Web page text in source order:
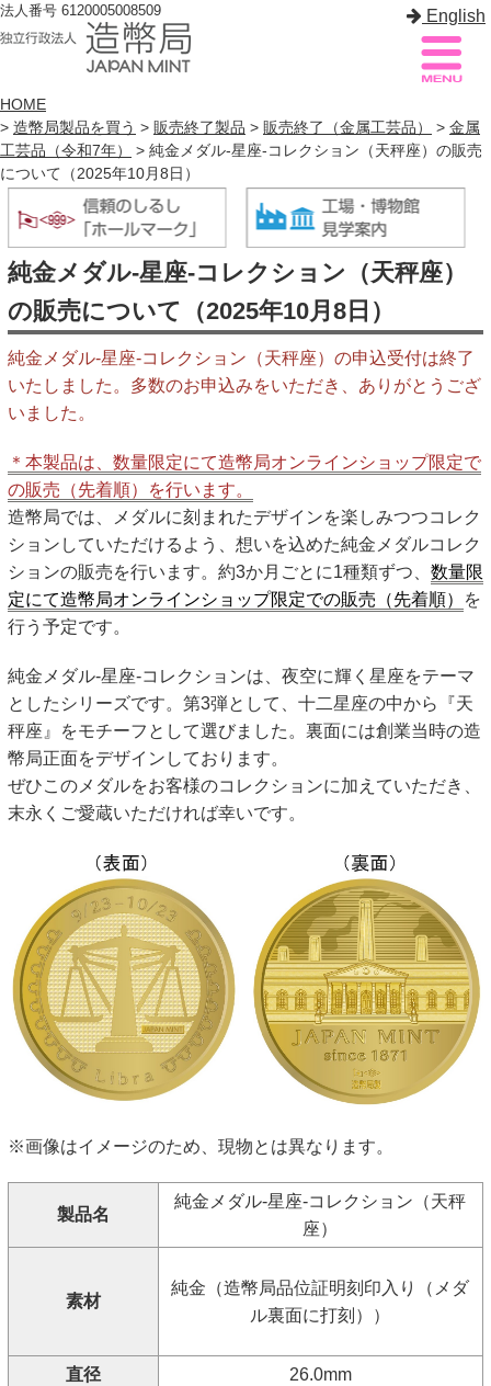
法人番号 6120005008509 English
造幣局案内
トップページ
造幣局について
造幣事業を知る
貨幣を知る
造幣局を楽しむ
造幣局製品を買う
キッズページ
公式SNS
HOME
> 造幣局製品を買う > 販売終了製品 > 販売終了（金属工芸品） > 金属
工芸品（令和7年）
> 純金メダル-星座-コレクション（天秤座）の販売
について（2025年10月8日）
純金メダル-星座-コレクション（天秤座）
の販売について（2025年10月8日）
純金メダル-星座-コレクション（天秤座）の申込受付は終了
いたしました。多数のお申込みをいただき、ありがとうござ
いました。
＊本製品は、数量限定にて造幣局オンラインショップ限定で
の販売（先着順）を行います。
造幣局では、メダルに刻まれたデザインを楽しみつつコレク
ションしていただけるよう、想いを込めた純金メダルコレク
ションの販売を行います。約3か月ごとに1種類ずつ、 数量限
定にて造幣局オンラインショップ限定での販売（先着順）
を
行う予定です。
純金メダル-星座-コレクションは、夜空に輝く星座をテーマ
としたシリーズです。第3弾として、十二星座の中から『天
秤座』をモチーフとして選びました。裏面には創業当時の造
幣局正面をデザインしております。
ぜひこのメダルをお客様のコレクションに加えていただき、
末永くご愛蔵いただければ幸いです。
※画像はイメージのため、現物とは異なります。
製品名
純金メダル-星座-コレクション（天秤
座）
素材
純金（造幣局品位証明刻印入り（メダ
ル裏面に打刻））
直径
26.0mm